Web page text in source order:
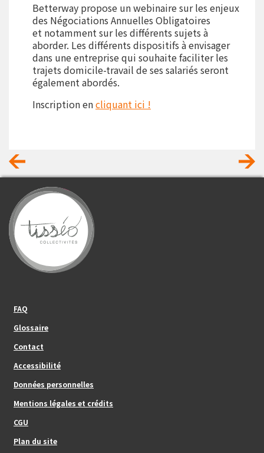
Betterway propose un webinaire sur les enjeux
des Négociations Annuelles Obligatoires
et notamment sur les différents sujets à
aborder. Les différents dispositifs à envisager
dans une entreprise qui souhaite faciliter les
trajets domicile-travail de ses salariés seront
également abordés.
Inscription encliquant ici !
FAQ
Glossaire
Contact
Footer_center
Accessibilité
Données personnelles
Mentions légales et crédits
CGU
Plan du site